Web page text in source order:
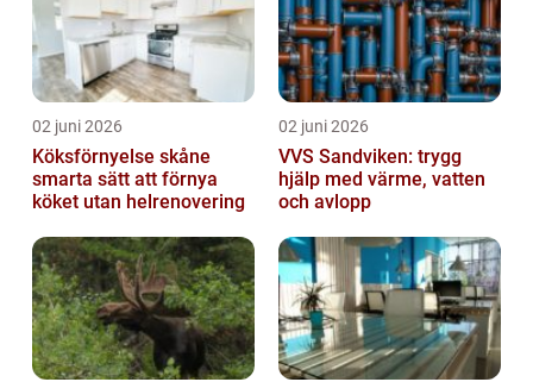
02 juni 2026
Köksförnyelse skåne
smarta sätt att förnya
köket utan helrenovering
02 juni 2026
VVS Sandviken: trygg
hjälp med värme, vatten
och avlopp